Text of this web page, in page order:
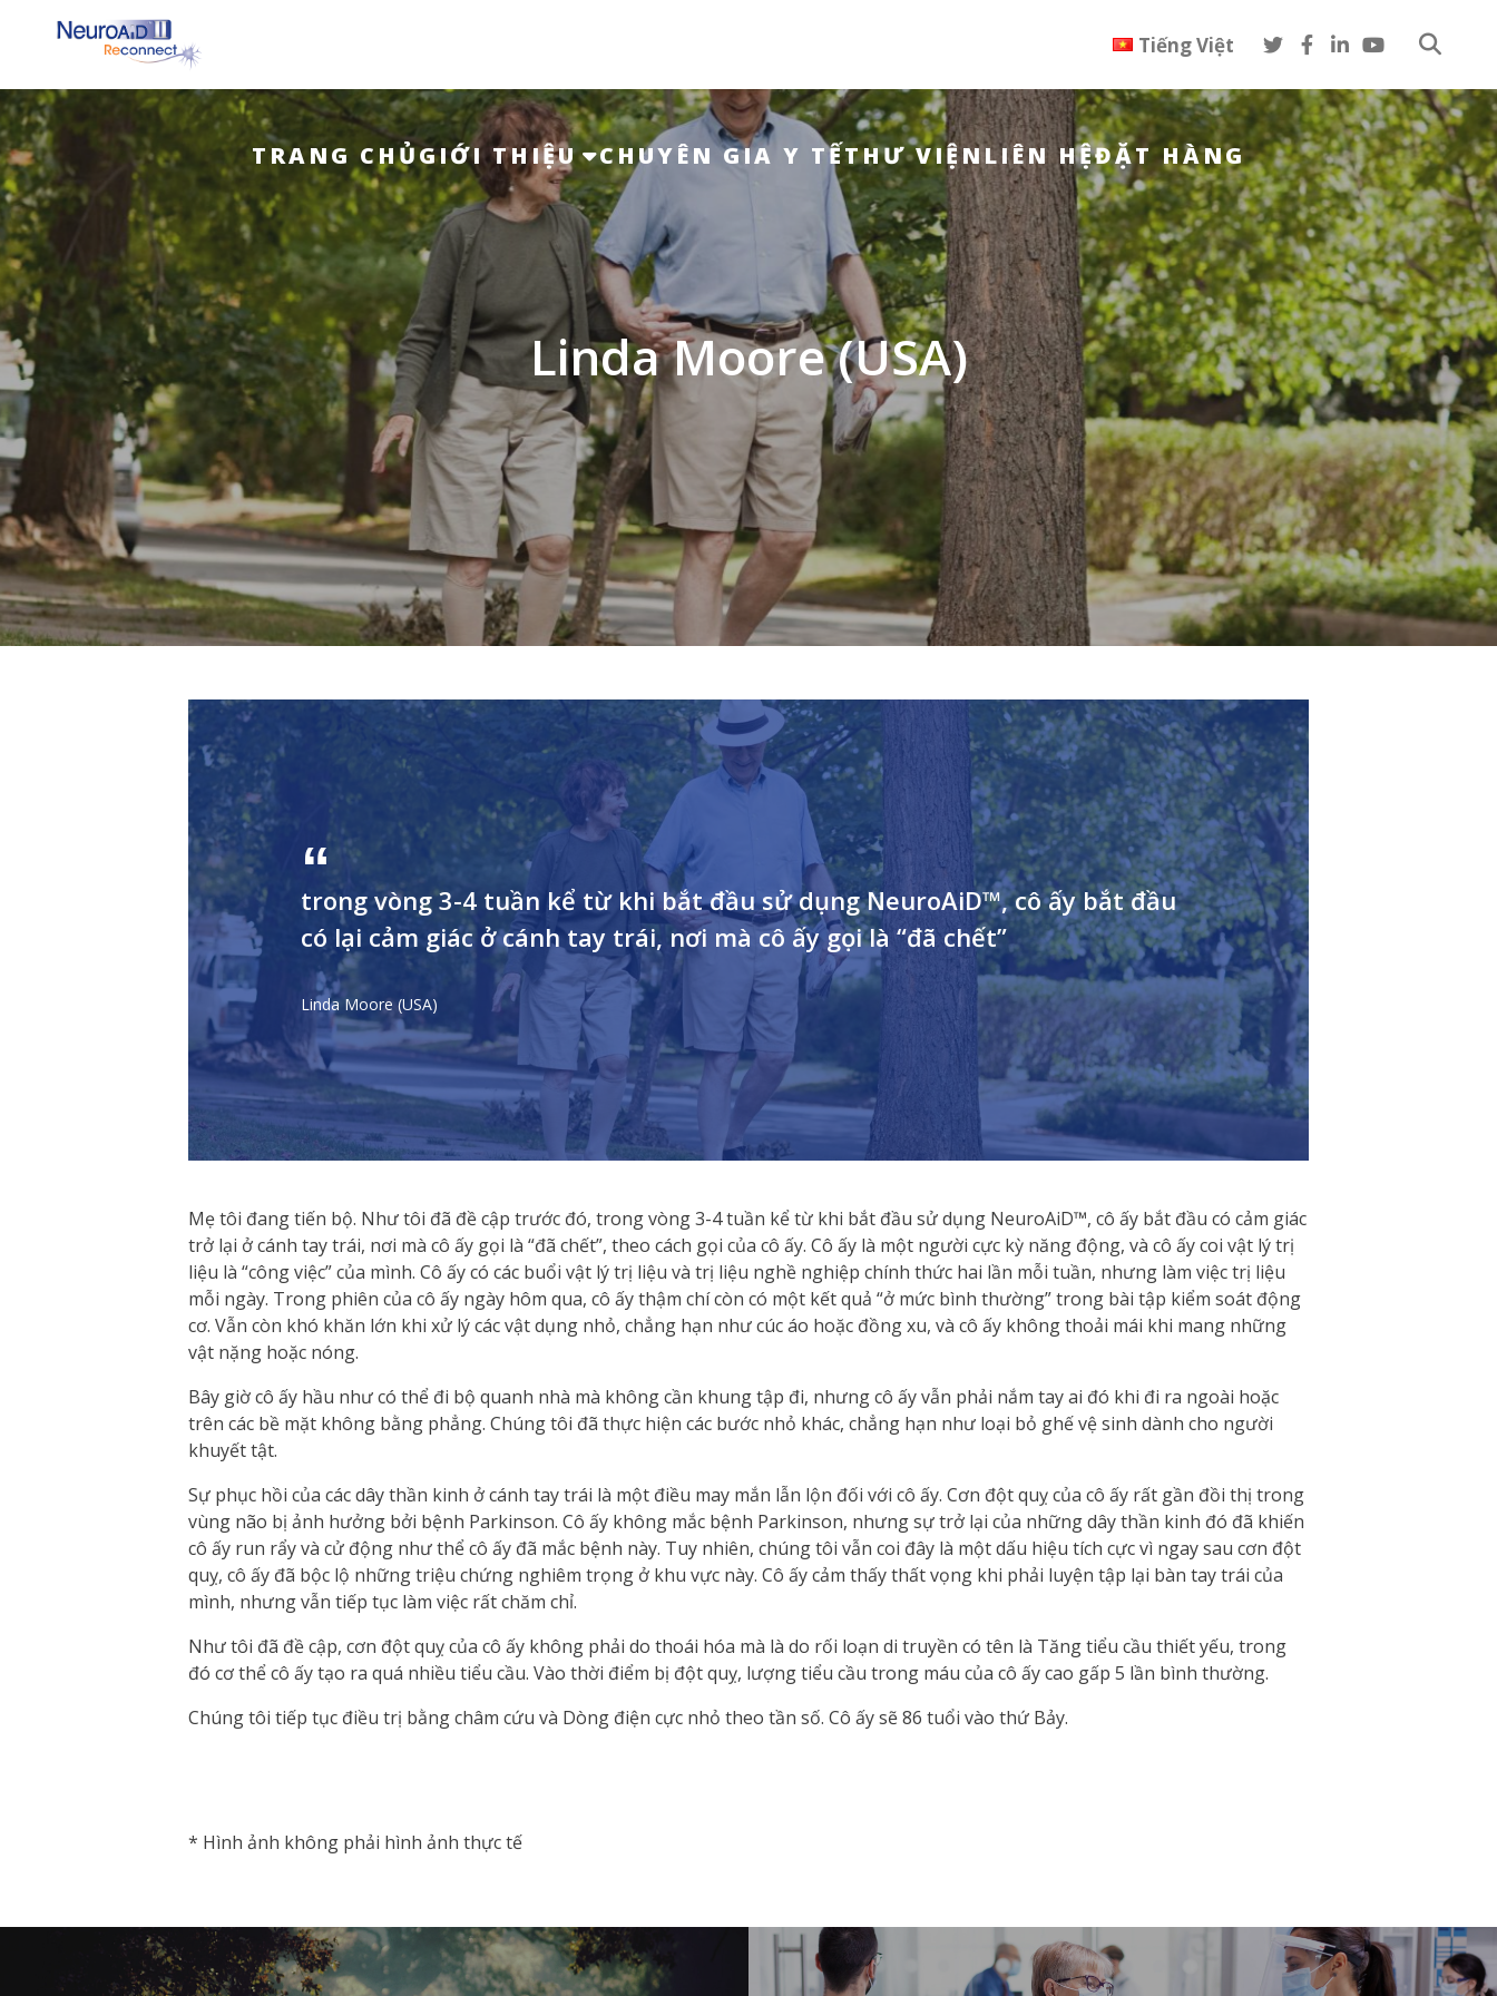
Tiếng Việt
Tiếng Việt
TRANG CHỦGIỚI THIỆU CHUYÊN GIA Y TẾTHƯ VIỆNLIÊN HỆĐẶT HÀNG
Linda Moore (USA)
trong vòng 3-4 tuần kể từ khi bắt đầu sử dụng NeuroAiD™, cô ấy bắt đầu
có lại cảm giác ở cánh tay trái, nơi mà cô ấy gọi là “đã chết”
Linda Moore (USA)
Mẹ tôi đang tiến bộ. Như tôi đã đề cập trước đó, trong vòng 3-4 tuần kể từ khi bắt đầu sử dụng NeuroAiD™, cô ấy bắt đầu có cảm giác
trở lại ở cánh tay trái, nơi mà cô ấy gọi là “đã chết”, theo cách gọi của cô ấy. Cô ấy là một người cực kỳ năng động, và cô ấy coi vật lý trị
liệu là “công việc” của mình. Cô ấy có các buổi vật lý trị liệu và trị liệu nghề nghiệp chính thức hai lần mỗi tuần, nhưng làm việc trị liệu
mỗi ngày. Trong phiên của cô ấy ngày hôm qua, cô ấy thậm chí còn có một kết quả “ở mức bình thường” trong bài tập kiểm soát động
cơ. Vẫn còn khó khăn lớn khi xử lý các vật dụng nhỏ, chẳng hạn như cúc áo hoặc đồng xu, và cô ấy không thoải mái khi mang những
vật nặng hoặc nóng.
Bây giờ cô ấy hầu như có thể đi bộ quanh nhà mà không cần khung tập đi, nhưng cô ấy vẫn phải nắm tay ai đó khi đi ra ngoài hoặc
trên các bề mặt không bằng phẳng. Chúng tôi đã thực hiện các bước nhỏ khác, chẳng hạn như loại bỏ ghế vệ sinh dành cho người
khuyết tật.
Sự phục hồi của các dây thần kinh ở cánh tay trái là một điều may mắn lẫn lộn đối với cô ấy. Cơn đột quỵ của cô ấy rất gần đồi thị trong
vùng não bị ảnh hưởng bởi bệnh Parkinson. Cô ấy không mắc bệnh Parkinson, nhưng sự trở lại của những dây thần kinh đó đã khiến
cô ấy run rẩy và cử động như thể cô ấy đã mắc bệnh này. Tuy nhiên, chúng tôi vẫn coi đây là một dấu hiệu tích cực vì ngay sau cơn đột
quỵ, cô ấy đã bộc lộ những triệu chứng nghiêm trọng ở khu vực này. Cô ấy cảm thấy thất vọng khi phải luyện tập lại bàn tay trái của
mình, nhưng vẫn tiếp tục làm việc rất chăm chỉ.
Như tôi đã đề cập, cơn đột quỵ của cô ấy không phải do thoái hóa mà là do rối loạn di truyền có tên là Tăng tiểu cầu thiết yếu, trong
đó cơ thể cô ấy tạo ra quá nhiều tiểu cầu. Vào thời điểm bị đột quỵ, lượng tiểu cầu trong máu của cô ấy cao gấp 5 lần bình thường.
Chúng tôi tiếp tục điều trị bằng châm cứu và Dòng điện cực nhỏ theo tần số. Cô ấy sẽ 86 tuổi vào thứ Bảy.
* Hình ảnh không phải hình ảnh thực tế